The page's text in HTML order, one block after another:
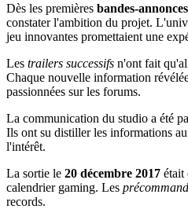
Dès les premières bandes-annonces
constater l'ambition du projet.
jeu innovantes promettaient une
Les trailers successifs n'ont fait
Chaque nouvelle information
passionnées sur les forums.
La communication du studio a été
Ils ont su distiller les informations
l'intérêt.
La sortie le 20 décembre 2017 était
calendrier gaming. Les
records.